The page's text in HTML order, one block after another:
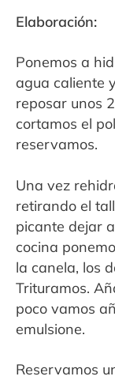
Elaboración:
Ponemos a
agua caliente
reposar unos
cortamos el
reservamos.
Una vez
retirando el
picante dejar
cocina
la canela, los
Trituramos.
poco vamos
emulsione.
Reservamos